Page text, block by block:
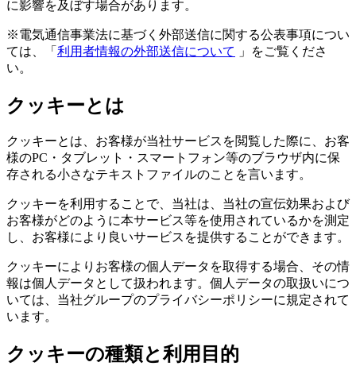
に影響を及ぼす場合があります。
※電気通信事業法に基づく外部送信に関する公表事項につい
ては、「 利用者情報の外部送信について
」をご覧くださ
い。
クッキーとは
クッキーとは、お客様が当社サービスを閲覧した際に、お客
様のPC・タブレット・スマートフォン等のブラウザ内に保
存される小さなテキストファイルのことを言います。
クッキーを利用することで、当社は、当社の宣伝効果および
お客様がどのように本サービス等を使用されているかを測定
し、お客様により良いサービスを提供することができます。
クッキーによりお客様の個人データを取得する場合、その情
報は個人データとして扱われます。個人データの取扱いにつ
いては、当社グループのプライバシーポリシーに規定されて
います。
クッキーの種類と利用目的